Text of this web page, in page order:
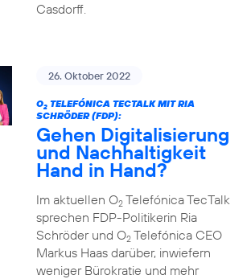
Casdorff.
26. Oktober 2022
O2TELEFÓNICA TECTALK MIT RIA
SCHRÖDER (FDP):
Gehen Digitalisierung
und Nachhaltigkeit
Hand in Hand?
Im aktuellen O2Telefónica TecTalk
sprechen FDP-Politikerin Ria
Schröder und O2Telefónica CEO
Markus Haas darüber, inwiefern
weniger Bürokratie und mehr